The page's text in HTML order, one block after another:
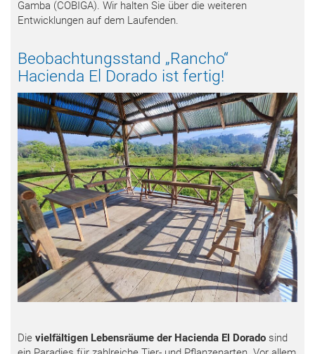
Gamba (COBIGA). Wir halten Sie über die weiteren
Entwicklungen auf dem Laufenden.
Beobachtungsstand „Rancho“
Hacienda El Dorado ist fertig!
Die vielfältigen Lebensräume der Hacienda El Dorado sind